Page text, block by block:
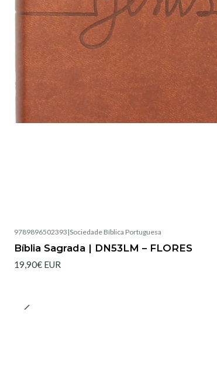
9789896502393 |Sociedade Bíblica Portuguesa
Bíblia Sagrada | DN53LM – FLORES
19,90€ EUR